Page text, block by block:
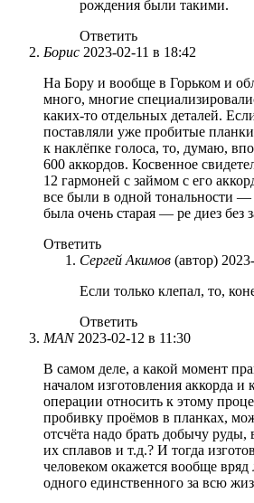
рождения были такими.
Ответить
Борис 2023-02-11 в 18:42
На Бору и вообще в Горьком и
много, многие
каких-то отдельных деталей.
поставляли уже пробитые
к наклёпке голоса, то, думаю,
600 аккордов. Косвенное
12 гармоней с займом с его
все были в одной тональности
была очень старая — ре диез без
Ответить
Сергей Акимов (автор)
Если только клепал, то,
Ответить
MAN 2023-02-12 в 11:30
В самом деле, а какой момент
началом изготовления аккорда и
операции относить к этому
пробивку проёмов в планках,
отсчёта надо брать добычу
их сплавов и т.д.? И тогда
человеком окажется вообще
одного единственного за всю